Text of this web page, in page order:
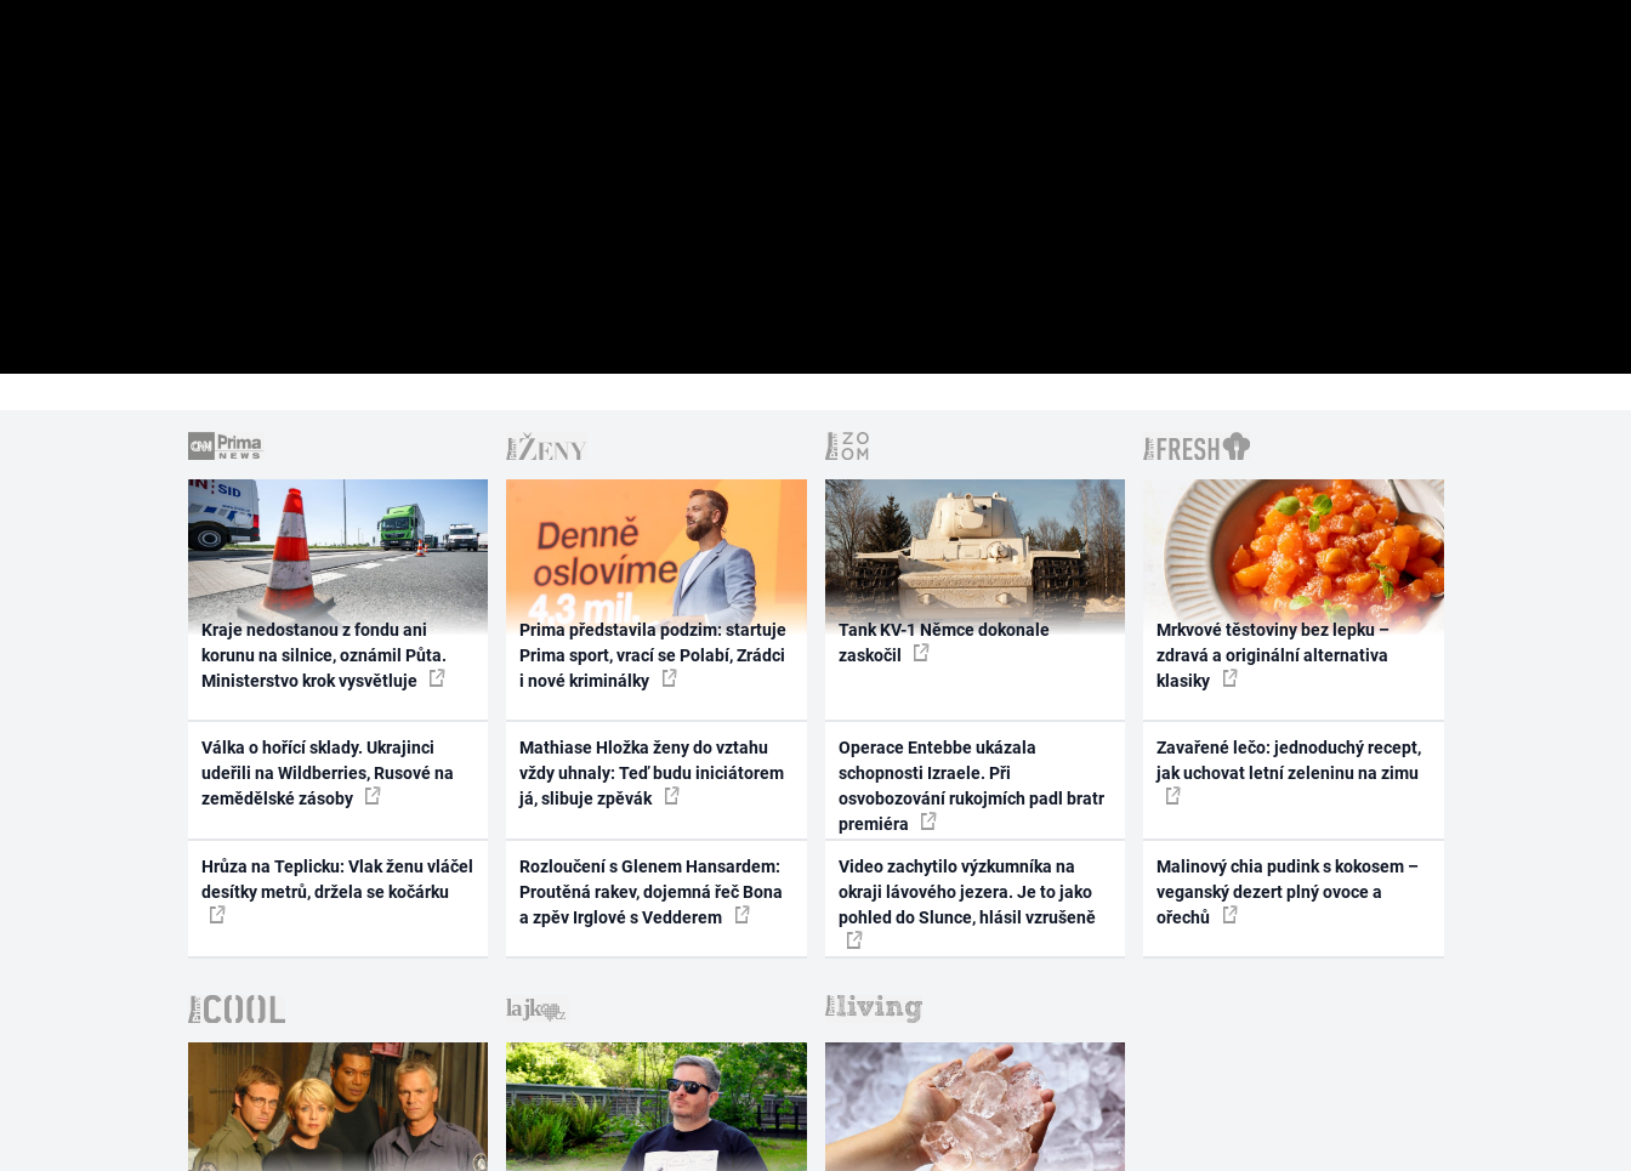
Kraje nedostanou z fondu ani
korunu na silnice, oznámil Půta.
Ministerstvo krok vysvětluje
Válka o hořící sklady. Ukrajinci
udeřili na Wildberries, Rusové na
zemědělské zásoby
Hrůza na Teplicku: Vlak ženu vláčel
desítky metrů, držela se kočárku
Prima představila podzim: startuje
Prima sport, vrací se Polabí, Zrádci
i nové kriminálky
Mathiase Hložka ženy do vztahu
vždy uhnaly: Teď budu iniciátorem
já, slibuje zpěvák
Rozloučení s Glenem Hansardem:
Proutěná rakev, dojemná řeč Bona
a zpěv Irglové s Vedderem
Tank KV-1 Němce dokonale
zaskočil
Operace Entebbe ukázala
schopnosti Izraele. Při
osvobozování rukojmích padl bratr
premiéra
Video zachytilo výzkumníka na
okraji lávového jezera. Je to jako
pohled do Slunce, hlásil vzrušeně
Mrkvové těstoviny bez lepku –
zdravá a originální alternativa
klasiky
Zavařené lečo: jednoduchý recept,
jak uchovat letní zeleninu na zimu
Malinový chia pudink s kokosem –
veganský dezert plný ovoce a
ořechů